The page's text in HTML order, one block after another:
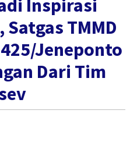
Inspirasi
TMMD
Jeneponto
Dari Tim